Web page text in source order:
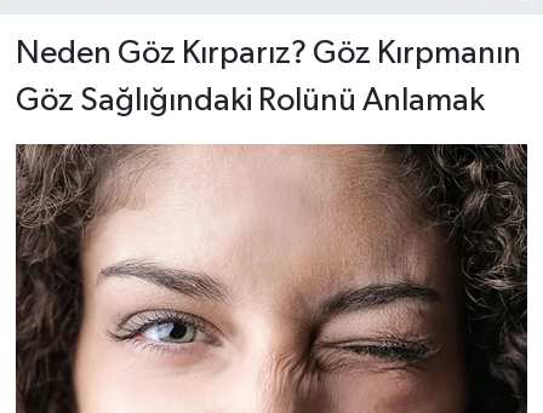
Neden Göz Kırparız? Göz Kırpmanın
Göz Sağlığındaki Rolünü Anlamak